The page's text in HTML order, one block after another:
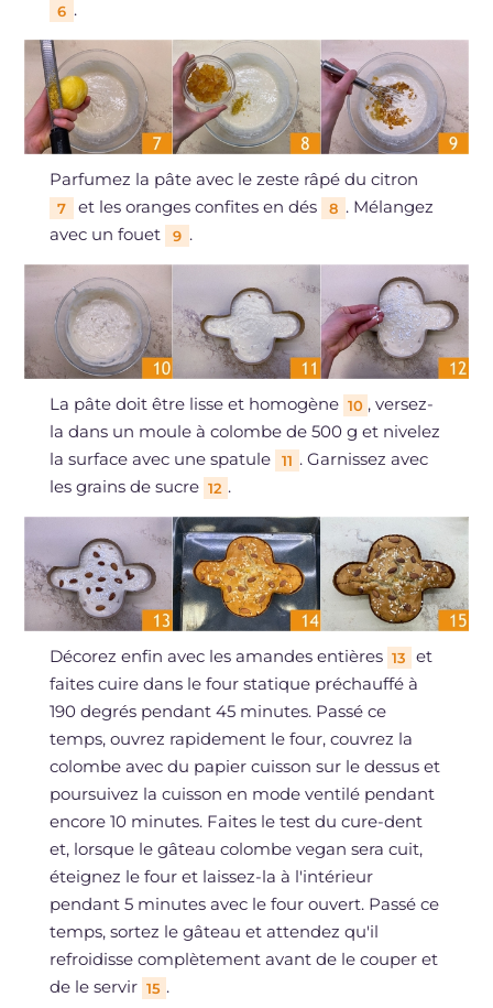
6 .
Parfumez la pâte avec le zeste râpé du citron
7 et les oranges confites en dés 8 . Mélangez
avec un fouet
9 .
La pâte doit être lisse et homogène 10 , versez-
la dans un moule à colombe de 500 g et nivelez
la surface avec une spatule
11 . Garnissez avec
les grains de sucre 12 .
Décorez enfin avec les amandes entières 13
et
faites cuire dans le four statique préchauffé à
190 degrés pendant 45 minutes. Passé ce
temps, ouvrez rapidement le four, couvrez la
colombe avec du papier cuisson sur le dessus et
poursuivez la cuisson en mode ventilé pendant
encore 10 minutes. Faites le test du cure-dent
et, lorsque le gâteau colombe vegan sera cuit,
éteignez le four et laissez-la à l'intérieur
pendant 5 minutes avec le four ouvert. Passé ce
temps, sortez le gâteau et attendez qu'il
refroidisse complètement avant de le couper et
de le servir 15 .